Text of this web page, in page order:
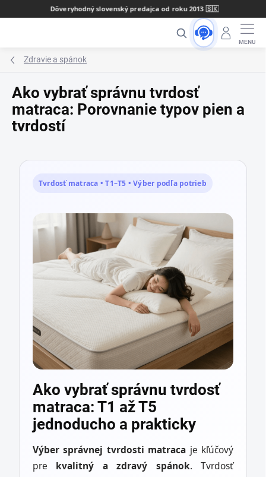
Dôveryhodný slovenský predajca od roku 2013 🇸🇰
na
Hľadať
Zdravie a spánok
Ako vybrať správnu tvrdosť
matraca: Porovnanie typov pien a
tvrdostí
Tvrdosť matraca • T1–T5 • Výber podľa potrieb
Ako vybrať správnu tvrdosť
matraca: T1 až T5
jednoducho a prakticky
Výber správnej tvrdosti matraca je kľúčový
pre kvalitný a zdravý spánok. Tvrdosť